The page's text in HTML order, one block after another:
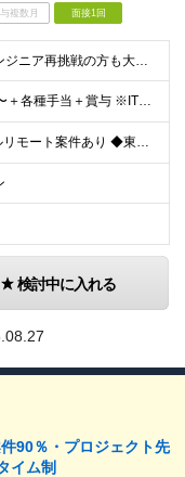
複数月 面接1回
【自信のない方や、エンジニア再挑戦の方も大歓迎！】 ◆未経験OK ◆学歴不問 ◆社会人経験がある方 ★求める人物像： ・無理のないペースで末永く活躍したい方 ・周囲と協力しながら素直にコミュニケー
◆未経験：月給23万円〜＋各種手当＋賞与 ※IT業界経験なし ◆微経験：月給25万円〜＋各種手当＋賞与 ※IT業界経験1年以上を想定 ◆経験者：月給35万円〜70万円＋各種手当＋賞与 ※IT業界経験3
◆リモート率8割 ◆フルリモート案件あり ◆東京都、神奈川県、千葉県、埼玉県の各プロジェクト先 ＊ご自宅からのアクセス・通勤時間を最大限に考慮してアサインします。 ＊現在エンジニアの8割がフルリモー
検討中に入れる
90％・プロジェクト先
イム制